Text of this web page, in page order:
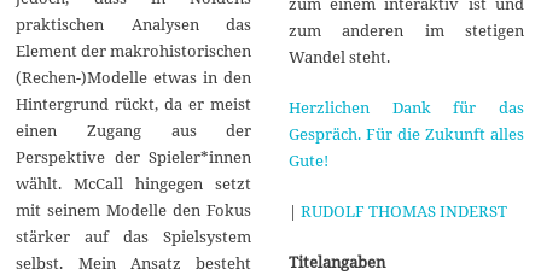
praktischen Analysen das
Element der makrohistorischen
(Rechen-)Modelle etwas in den
Hintergrund rückt, da er meist
einen Zugang aus der
Perspektive der Spieler*innen
wählt. McCall hingegen setzt
mit seinem Modelle den Fokus
stärker auf das Spielsystem
selbst. Mein Ansatz besteht
zum anderen im stetigen
Wandel steht.
Herzlichen Dank für das
Gespräch. Für die Zukunft alles
Gute!
| RUDOLF THOMAS INDERST
Titelangaben